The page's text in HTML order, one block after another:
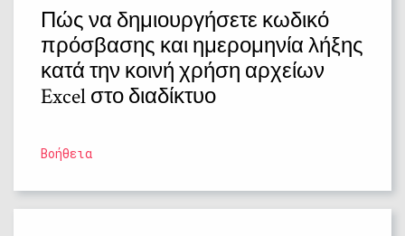
Πώς να δημιουργήσετε κωδικό
πρόσβασης και ημερομηνία λήξης
κατά την κοινή χρήση αρχείων
Excel στο διαδίκτυο
Βοήθεια